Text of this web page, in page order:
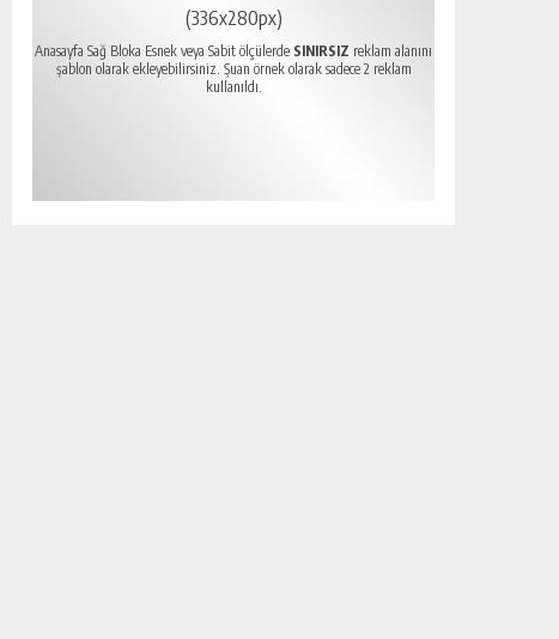
(336x280px)
Anasayfa Sağ Bloka Esnek veya Sabit ölçülerde SINIRSIZ reklam alanını
şablon olarak ekleyebilirsiniz. Şuan örnek olarak sadece 2 reklam
kullanıldı.